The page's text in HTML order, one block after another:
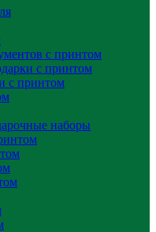
с принтом
с принтом
с принтом
наборы